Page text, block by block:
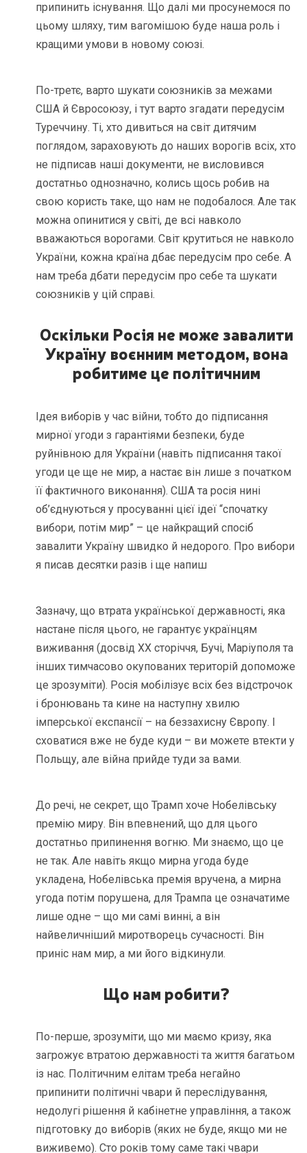
припинить існування. Що далі ми просунемося по
цьому шляху, тим вагомішою буде наша роль і
кращими умови в новому союзі.
По-третє, варто шукати союзників за межами
США й Євросоюзу, і тут варто згадати передусім
Туреччину. Ті, хто дивиться на світ дитячим
поглядом, зараховують до наших ворогів всіх, хто
не підписав наші документи, не висловився
достатньо однозначно, колись щось робив на
свою користь таке, що нам не подобалося. Але так
можна опинитися у світі, де всі навколо
вважаються ворогами. Світ крутиться не навколо
України, кожна країна дбає передусім про себе. А
нам треба дбати передусім про себе та шукати
союзників у цій справі.
Оскільки Росія не може завалити
Україну воєнним методом, вона
робитиме це політичним
Ідея виборів у час війни, тобто до підписання
мирної угоди з гарантіями безпеки, буде
руйнівною для України (навіть підписання такої
угоди це ще не мир, а настає він лише з початком
її фактичного виконання). США та росія нині
об’єднуються у просуванні цієї ідеї “спочатку
вибори, потім мир” – це найкращий спосіб
завалити Україну швидко й недорого. Про вибори
я писав десятки разів і ще напиш
Зазначу, що втрата української державності, яка
настане після цього, не гарантує українцям
виживання (досвід ХХ сторіччя, Бучі, Маріуполя та
інших тимчасово окупованих територій допоможе
це зрозуміти). Росія мобілізує всіх без відстрочок
і бронювань та кине на наступну хвилю
імперської експансії – на беззахисну Європу. І
сховатися вже не буде куди – ви можете втекти у
Польщу, але війна прийде туди за вами.
До речі, не секрет, що Трамп хоче Нобелівську
премію миру. Він впевнений, що для цього
достатньо припинення вогню. Ми знаємо, що це
не так. Але навіть якщо мирна угода буде
укладена, Нобелівська премія вручена, а мирна
угода потім порушена, для Трампа це означатиме
лише одне – що ми самі винні, а він
найвеличніший миротворець сучасності. Він
приніс нам мир, а ми його відкинули.
Що нам робити?
По-перше, зрозуміти, що ми маємо кризу, яка
загрожує втратою державності та життя багатьом
із нас. Політичним елітам треба негайно
припинити політичні чвари й переслідування,
недолугі рішення й кабінетне управління, а також
підготовку до виборів (яких не буде, якщо ми не
виживемо). Сто років тому саме такі чвари